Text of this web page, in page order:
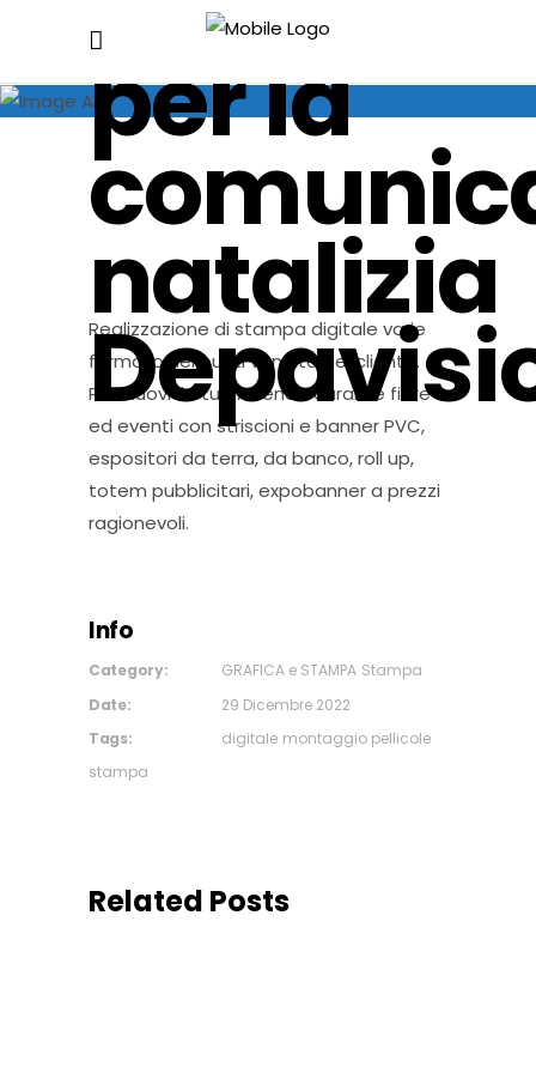
per la
natalizia
Realizzazione di stampa digitale varie
formato nei punti vendita del cliente.
Promuovi la tua Azienda durante fiere
ed eventi con striscioni e banner PVC,
espositori da terra, da banco, roll up,
totem pubblicitari, expobanner a prezzi
ragionevoli.
Info
Category: GRAFICA e STAMPA Stampa
Date:
29 Dicembre 2022
Tags:
digitale montaggio pellicole
stampa
Related Posts